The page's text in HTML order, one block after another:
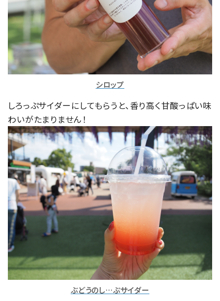
シロップ
しろっぷサイダーにしてもらうと、香り高く甘酸っぱい味
わいがたまりません！
ぶどうのし…ぷサイダー